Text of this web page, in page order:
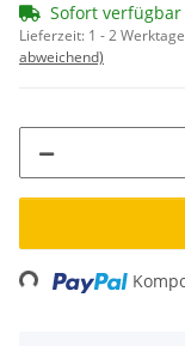
Sofort verfügbar
Lieferzeit: 1 - 2 Werktage
abweichend)